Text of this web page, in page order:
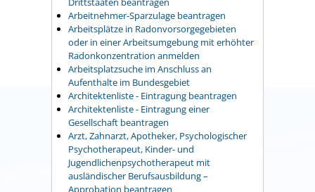
Arbeitnehmer-Sparzulage beantragen
Arbeitsplätze in Radonvorsorgegebieten
oder in einer Arbeitsumgebung mit erhöhter
Radonkonzentration anmelden
Arbeitsplatzsuche im Anschluss an
Aufenthalte im Bundesgebiet
Architektenliste - Eintragung beantragen
Architektenliste - Eintragung einer
Gesellschaft beantragen
Arzt, Zahnarzt, Apotheker, Psychologischer
Psychotherapeut, Kinder- und
Jugendlichenpsychotherapeut mit
ausländischer Berufsausbildung –
Approbation beantragen